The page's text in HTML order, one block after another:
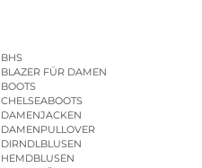
BHS
BLAZER FÜR DAMEN
BOOTS
CHELSEABOOTS
DAMENJACKEN
DAMENPULLOVER
DIRNDLBLUSEN
HEMDBLUSEN